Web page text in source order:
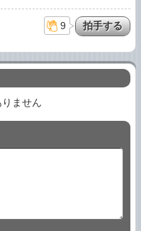
9
ません